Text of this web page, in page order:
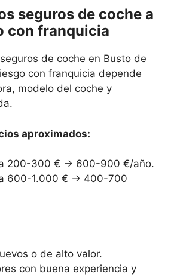
seguros de coche a
con franquicia
de coche en Busto de
con franquicia depende
modelo del coche y
aproximados:
200-300 € → 600-900 €/año.
600-1.000 € → 400-700
o de alto valor.
con buena experiencia y